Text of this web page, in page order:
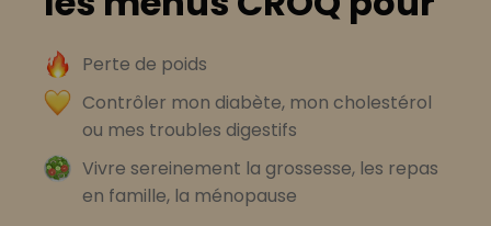
Perte de poids
Contrôler mon diabète, mon cholestérol
ou mes troubles digestifs
Vivre sereinement la grossesse, les repas
en famille, la ménopause